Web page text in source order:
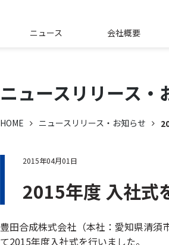
ニュース 会社概要
ニュースリリース・
HOME ニュースリリース・お知らせ
2015年04月01日
2015年度 入社式
豊田合成株式会社（本社：愛知県清須
て2015年度入社式を行いました。